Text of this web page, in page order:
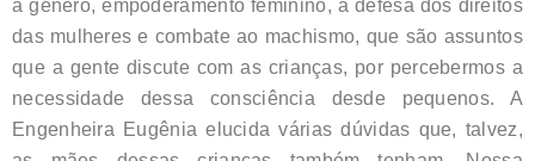
a gênero, empoderamento feminino, a defesa dos direitos
das mulheres e combate ao machismo, que são assuntos
que a gente discute com as crianças, por percebermos a
necessidade dessa consciência desde pequenos. A
Engenheira Eugênia elucida várias dúvidas que, talvez,